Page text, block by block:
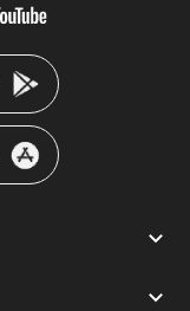
youtube-